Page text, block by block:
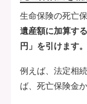
生命保険の死亡
遺産額に加算す
円」を引けます。
例えば、法定相
ば、死亡保険金